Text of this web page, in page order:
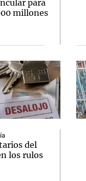
para
millones
del
los rulos